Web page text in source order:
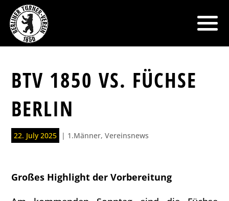
BTV 1850 VS. FÜCHSE
BERLIN
22. July 2025 | 1.Männer,Vereinsnews
Großes Highlight der Vorbereitung